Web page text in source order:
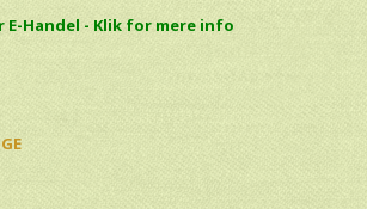
E-Handel - Klik for mere info